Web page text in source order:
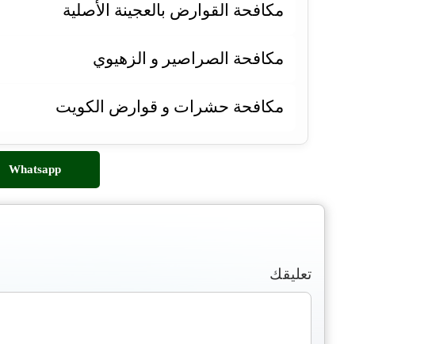
مكافحة القوارض بالعجينة الأصلية
مكافحة الصراصير و الزهيوي
مكافحة حشرات و قوارض الكويت
Whatsapp
تعليقك